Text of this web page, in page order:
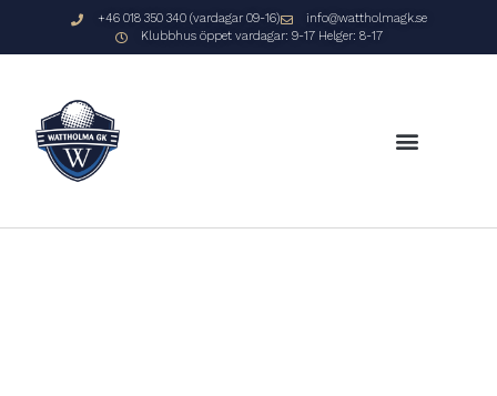
+46 018 350 340 (vardagar 09-16)
info@wattholmagk.se
Klubbhus öppet vardagar: 9-17 Helger: 8-17